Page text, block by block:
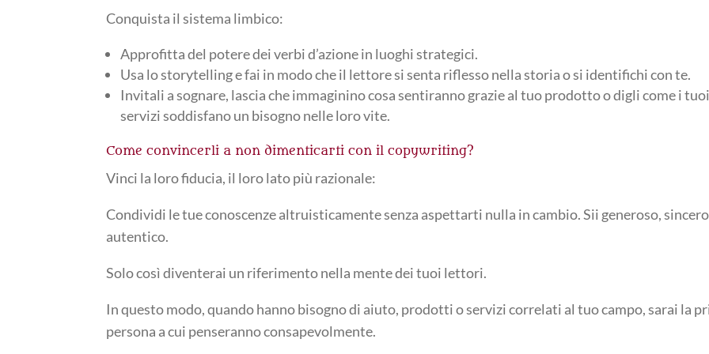
Conquista il sistema limbico:
Approfitta del potere dei verbi d’azione in luoghi strategici.
Usa lo storytelling e fai in modo che il lettore si senta riflesso nella storia o si identifichi con te.
Invitali a sognare, lascia che immaginino cosa sentiranno grazie al tuo prodotto o digli come i tuoi
servizi soddisfano un bisogno nelle loro vite.
Come convincerli a non dimenticarti con il copywriting?
Vinci la loro fiducia, il loro lato più razionale:
Condividi le tue conoscenze altruisticamente senza aspettarti nulla in cambio. Sii generoso,
autentico.
Solo così diventerai un riferimento nella mente dei tuoi lettori.
In questo modo, quando hanno bisogno di aiuto, prodotti o servizi correlati al tuo campo, sarai la
persona a cui penseranno consapevolmente.